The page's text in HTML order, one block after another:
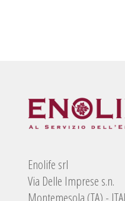
Enolife srl
Via Delle Imprese s.n.
Montemesola (TA) -